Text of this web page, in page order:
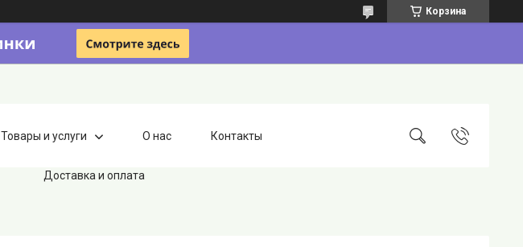
Корзина
Товары и услуги О нас Контакты
Доставка и оплата